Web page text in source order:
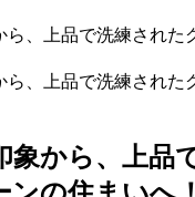
象から、上品